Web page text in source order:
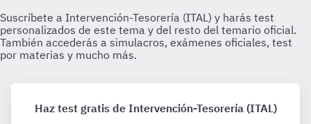
Haz test gratis de Intervención-Tesorería (ITAL)